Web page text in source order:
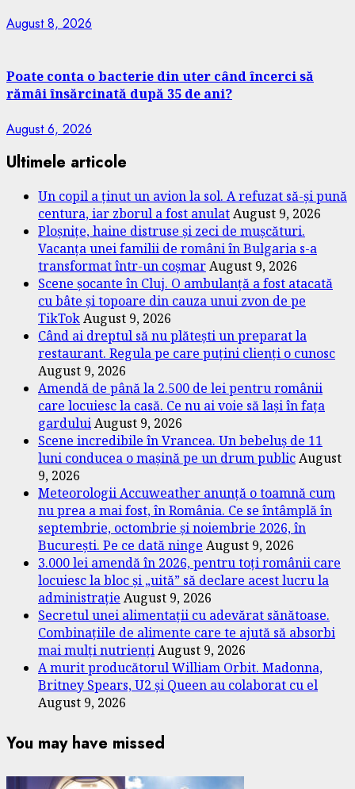
August 8, 2026
Poate conta o bacterie din uter când încerci să
rămâi însărcinată după 35 de ani?
August 6, 2026
Ultimele articole
Un copil a ținut un avion la sol. A refuzat să-și pună
centura, iar zborul a fost anulatAugust 9, 2026
Ploșnițe, haine distruse și zeci de mușcături.
Vacanța unei familii de români în Bulgaria s-a
transformat într-un coșmarAugust 9, 2026
Scene șocante în Cluj. O ambulanță a fost atacată
cu bâte și topoare din cauza unui zvon de pe
TikTokAugust 9, 2026
Când ai dreptul să nu plătești un preparat la
restaurant. Regula pe care puțini clienți o cunosc
August 9, 2026
Amendă de până la 2.500 de lei pentru românii
care locuiesc la casă. Ce nu ai voie să lași în fața
garduluiAugust 9, 2026
Scene incredibile în Vrancea. Un bebeluș de 11
luni conducea o mașină pe un drum publicAugust
9, 2026
Meteorologii Accuweather anunță o toamnă cum
nu prea a mai fost, în România. Ce se întâmplă în
septembrie, octombrie și noiembrie 2026, în
București. Pe ce dată ninge August 9, 2026
3.000 lei amendă în 2026, pentru toți românii care
locuiesc la bloc și „uită” să declare acest lucru la
administrație August 9, 2026
Secretul unei alimentații cu adevărat sănătoase.
Combinațiile de alimente care te ajută să absorbi
mai mulți nutriențiAugust 9, 2026
A murit producătorul William Orbit. Madonna,
Britney Spears, U2 și Queen au colaborat cu el
August 9, 2026
You may have missed